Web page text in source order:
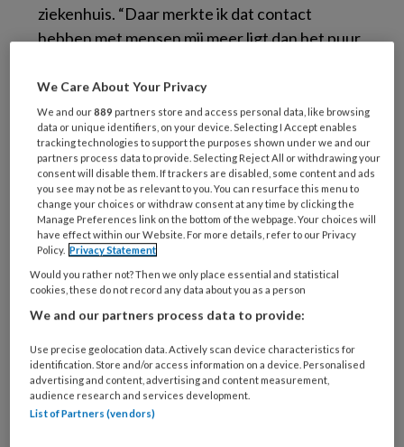
ziekenhuis. “Daar merkte ik dat contact
hebben met mensen mij meer ligt dan het puur
stapte ik over naar wijkverpleegkunde, waar ik
twintig jaar met veel plezier heb gewerkt. De
vele ontwikkelingen en bezuinigingen in de
wijkverpleging en thuiszorg van de laatste
jaren deden mij echter besluiten om wat
anders te gaan doen. Als wijkverpleegkundige
had ik contact met diabetesverpleegkundigen
en dat leek mij heel interessant. Toen ik met de
opleiding voor diabetesverpleegkundige bezig
was, merkte ik dat ik die nieuwe input goed kon
weer eens aan de gang te zetten.”
Veilig gevoel geven
We Care About Your Privacy
We and our889 partners store and access personal data, like browsing
data or unique identifiers, on your device. Selecting I Accept enables
tracking technologies to support the purposes shown under we and our
partners process data to provide. Selecting Reject All or withdrawing your
consent will disable them. If trackers are disabled, some content and ads
you see may not be as relevant to you. You can resurface this menu to
change your choices or withdraw consent at any time by clicking the
Manage Preferences link on the bottom of the webpage. Your choices will
have effect within our Website. For more details, refer to our Privacy
Policy. Privacy Statement
Would you rather not? Then we only place essential and statistical
cookies, these do not record any data about you as a person
We and our partners process data to provide:
Use precise geolocation data. Actively scan device characteristics for
identification. Store and/or access information on a device. Personalised
advertising and content, advertising and content measurement,
audience research and services development.
List of Partners (vendors)